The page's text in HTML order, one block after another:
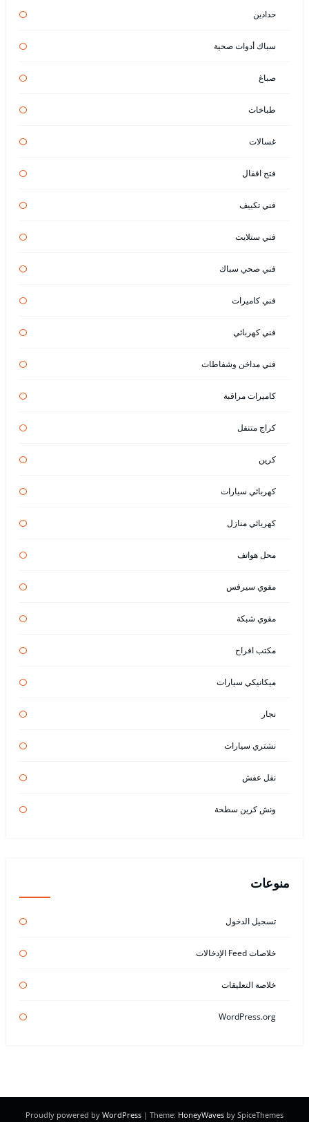
حدادين
سباك أدوات صحية
صباغ
طباخات
غسالات
فتح اقفال
فني تكييف
فني ستلايت
فني صحي سباك
فني كاميرات
فني كهربائي
فني مداخن وشفاطات
كاميرات مراقبة
كراج متنقل
كرين
كهربائي سيارات
كهربائي منازل
محل هواتف
مقوي سيرفس
مقوي شبكة
مكتب افراح
ميكانيكي سيارات
نجار
نشتري سيارات
نقل عفش
ونش كرين سطحة
منوعات
تسجيل الدخول
خلاصات Feed الإدخالات
خلاصة التعليقات
WordPress.org
Proudly powered by WordPress | Theme: HoneyWaves by SpiceThemes